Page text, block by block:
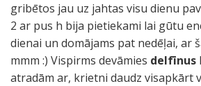
gribētos jau uz jahtas visu dienu
2 ar pus h bija pietiekami lai gūtu
dienai un domājams pat nedēļai, ar
mmm :) Vispirms devāmies delfīnus
atradām ar, krietni daudz visapkārt